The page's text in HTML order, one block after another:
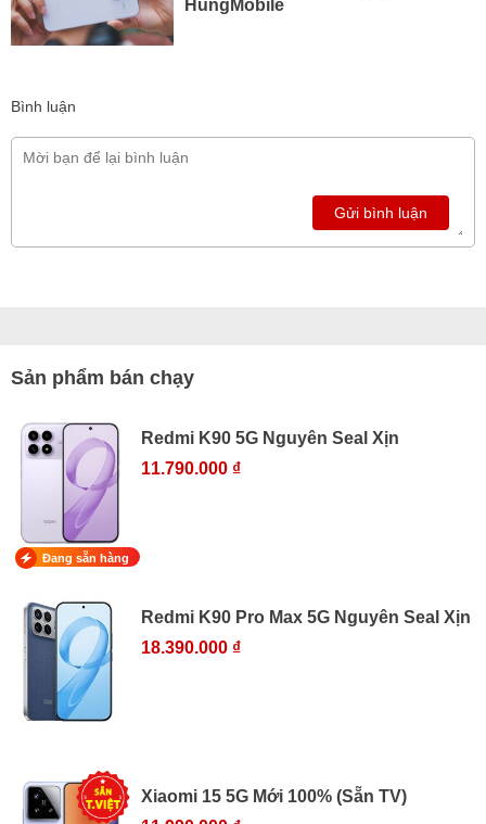
Bình luận
Gửi bình luận
Sản phẩm bán chạy
Redmi K90 5G Nguyên Seal Xịn
11.790.000 ₫
Đang sẵn hàng
Redmi K90 Pro Max 5G Nguyên Seal Xịn
18.390.000 ₫
Xiaomi 15 5G Mới 100% (Sẵn TV)